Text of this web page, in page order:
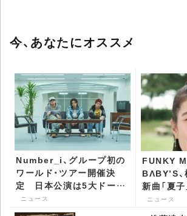
今、あなたにオススメ
Number_i、グループ初の
ワールド・ツアー開催決
定 日本公演は5大ドーム
で開催 - CDJournal ニュ
ース
ニュース
FUNKY
BΛBY’S
新曲「夏
年記念特
ニュース